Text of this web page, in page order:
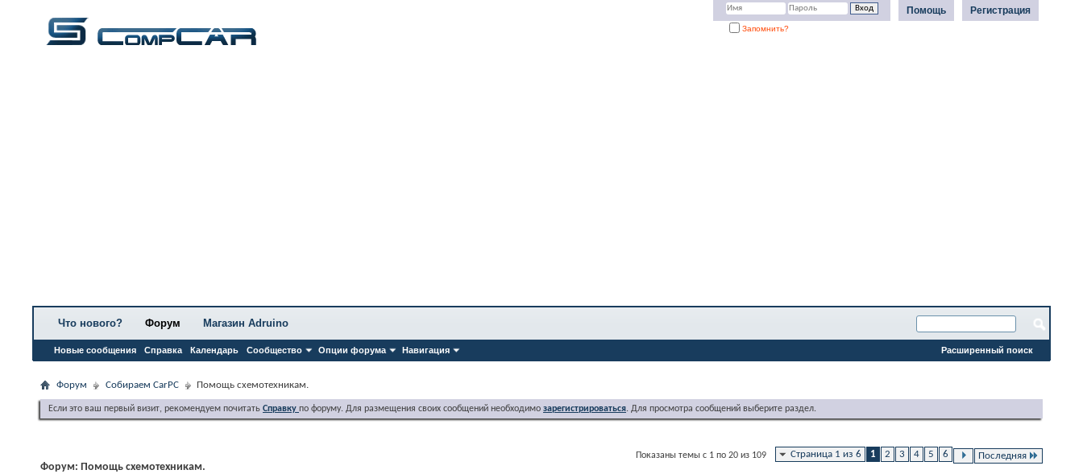
Регистрация
Помощь
Запомнить?
Что нового? Форум
Новые сообщения Справка Календарь Сообщество Опции форума Навигация
Магазин Adruino
Расширенный поиск
Форум Собираем CarPC Помощь схемотехникам.
Если это ваш первый визит, рекомендуем почитать Справку по форуму. Для размещения своих сообщений необходимо зарегистрироваться. Для просмотра сообщений выберите раздел.
Страница 1 из 6 1 2 3 4 5 6 Последняя
Показаны темы с 1 по 20 из 109
Форум: Помощь схемотехникам.